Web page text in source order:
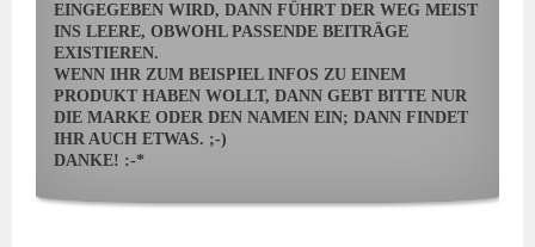
EINGEGEBEN WIRD, DANN FÜHRT DER WEG MEIST
INS LEERE, OBWOHL PASSENDE BEITRÄGE
EXISTIEREN.
WENN IHR ZUM BEISPIEL INFOS ZU EINEM
PRODUKT HABEN WOLLT, DANN GEBT BITTE NUR
DIE MARKE ODER DEN NAMEN EIN; DANN FINDET
IHR AUCH ETWAS. ;-)
DANKE! :-*